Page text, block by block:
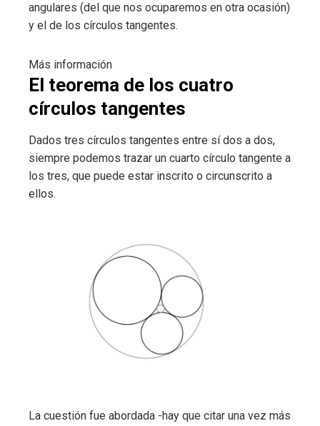
angulares (del que nos ocuparemos en otra ocasión)
y el de los círculos tangentes.
Más información
El teorema de los cuatro
círculos tangentes
Dados tres círculos tangentes entre sí dos a dos,
siempre podemos trazar un cuarto círculo tangente a
los tres, que puede estar inscrito o circunscrito a
ellos.
La cuestión fue abordada -hay que citar una vez más